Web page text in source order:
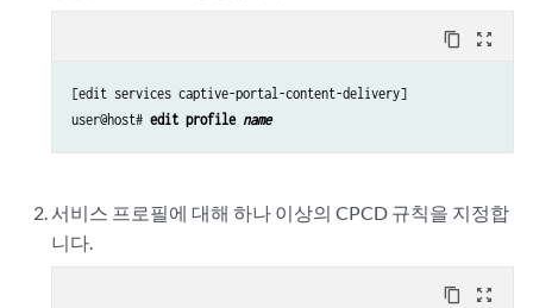
content_copy zoom_out_map
[edit services captive-portal-content-delivery]
user@host# edit profile name
서비스 프로필에 대해 하나 이상의 CPCD 규칙을 지정합
니다.
content_copy zoom_out_map